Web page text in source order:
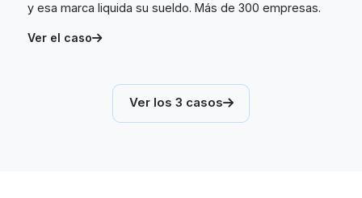
y esa marca liquida su sueldo. Más de 300 empresas.
Ver el caso
Ver los 3 casos